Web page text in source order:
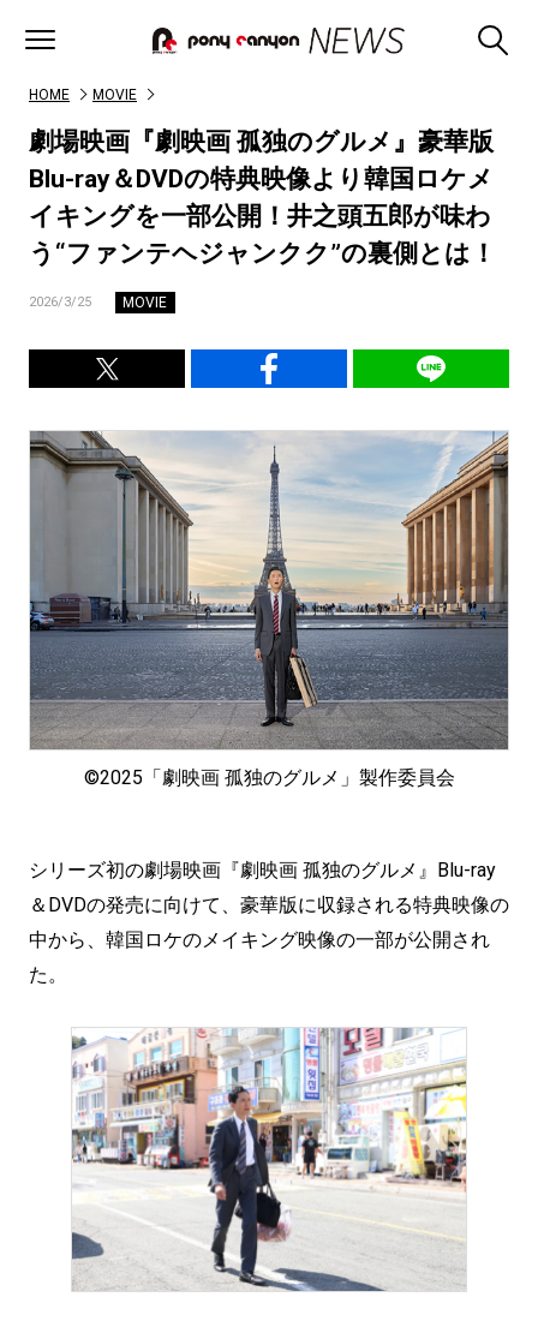
HOME MOVIE
劇場映画『劇映画 孤独のグルメ』豪華版
Blu-ray＆DVDの特典映像より韓国ロケメ
イキングを一部公開！井之頭五郎が味わ
う“ファンテヘジャンクク”の裏側とは！
2026/3/25 MOVIE
©2025「劇映画 孤独のグルメ」製作委員会
シリーズ初の劇場映画『劇映画 孤独のグルメ』Blu-ray
＆DVDの発売に向けて、豪華版に収録される特典映像の
中から、韓国ロケのメイキング映像の一部が公開され
た。